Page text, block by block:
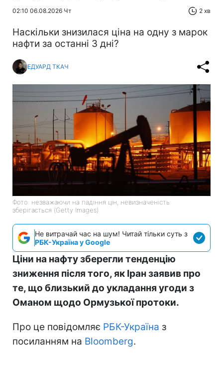
02:10 06.08.2026 Чт 2 хв
Наскільки знизилася ціна на одну з марок
нафти за останні 3 дні?
ЕДУАРД ТКАЧ
Фото: незважаючи на падіння цін, невизначеність
зберігається (Getty Images)
Не витрачай час на шум! Читай тільки суть з
РБК-Україна у Google
Ціни на нафту зберегли тенденцію
зниження після того, як Іран заявив про
те, що близький до укладання угоди з
Оманом щодо Ормузької протоки.
Про це повідомляє РБК-Україна з
посиланням на Bloomberg.